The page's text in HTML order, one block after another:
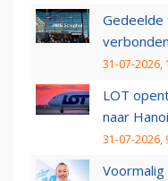
Gedeelde
31-07-2026,
LOT
naar Hanoi
31-07-2026,